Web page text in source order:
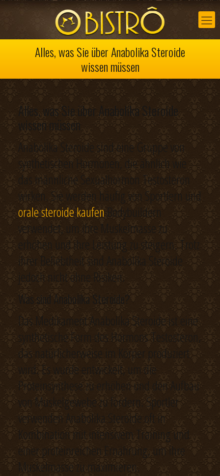
Alles, was Sie über Anabolika Steroide
wissen müssen
Alles, was Sie über Anabolika Steroide
wissen müssen
Anabolika Steroide sind eine Gruppe von
synthetischen Hormonen, die ähnlich wie
das männliche Sexualhormon Testosteron
wirken. Sie werden häufig von Sportlern und
orale steroide kaufenBodybuildern
verwendet, um ihre Muskelmasse zu
erhöhen und ihre Leistung zu steigern. Trotz
ihrer Beliebtheit sind Anabolika Steroide
jedoch nicht ohne Risiken.
Was sind Anabolika Steroide?
Das Medikament Anabolika Steroide ist eine
synthetische Form des Hormons Testosteron,
das natürlicherweise im Körper produziert
wird. Es wurde entwickelt, um die
Proteinsynthese zu erhöhen und den Aufbau
von Muskelgewebe zu fördern. Sportler
verwenden Anabolika Steroide oft in
Kombination mit intensivem Training und
einer proteinreichen Ernährung, um ihre
Muskelmasse zu maximieren.